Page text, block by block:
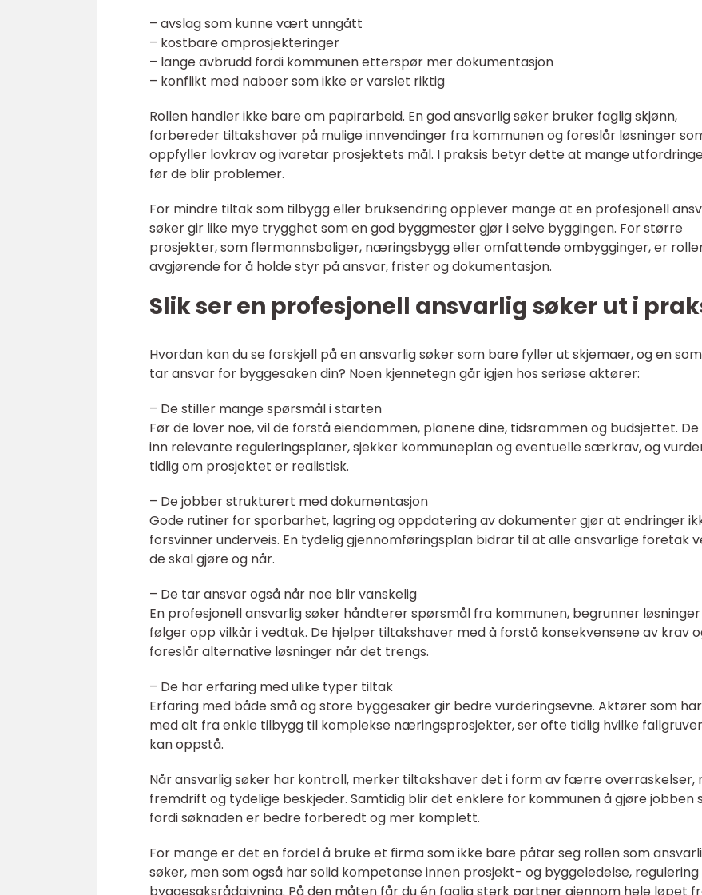
– avslag som kunne vært unngått
– kostbare omprosjekteringer
– lange avbrudd fordi kommunen etterspør mer dokumentasjon
– konflikt med naboer som ikke er varslet riktig
Rollen handler ikke bare om papirarbeid. En god ansvarlig søker bruker faglig skjønn,
forbereder tiltakshaver på mulige innvendinger fra kommunen og foreslår løsninger
oppfyller lovkrav og ivaretar prosjektets mål. I praksis betyr dette at mange
før de blir problemer.
For mindre tiltak som tilbygg eller bruksendring opplever mange at en profesjonell
søker gir like mye trygghet som en god byggmester gjør i selve byggingen. For større
prosjekter, som flermannsboliger, næringsbygg eller omfattende ombygginger, er
avgjørende for å holde styr på ansvar, frister og dokumentasjon.
Slik ser en profesjonell ansvarlig søker ut i
Hvordan kan du se forskjell på en ansvarlig søker som bare fyller ut skjemaer, og en
tar ansvar for byggesaken din? Noen kjennetegn går igjen hos seriøse aktører:
– De stiller mange spørsmål i starten
Før de lover noe, vil de forstå eiendommen, planene dine, tidsrammen og budsjettet.
inn relevante reguleringsplaner, sjekker kommuneplan og eventuelle særkrav, og
tidlig om prosjektet er realistisk.
– De jobber strukturert med dokumentasjon
Gode rutiner for sporbarhet, lagring og oppdatering av dokumenter gjør at endringer
forsvinner underveis. En tydelig gjennomføringsplan bidrar til at alle ansvarlige foretak
de skal gjøre og når.
– De tar ansvar også når noe blir vanskelig
En profesjonell ansvarlig søker håndterer spørsmål fra kommunen, begrunner
følger opp vilkår i vedtak. De hjelper tiltakshaver med å forstå konsekvensene av krav
foreslår alternative løsninger når det trengs.
– De har erfaring med ulike typer tiltak
Erfaring med både små og store byggesaker gir bedre vurderingsevne. Aktører som
med alt fra enkle tilbygg til komplekse næringsprosjekter, ser ofte tidlig hvilke
kan oppstå.
Når ansvarlig søker har kontroll, merker tiltakshaver det i form av færre overraskelser,
fremdrift og tydelige beskjeder. Samtidig blir det enklere for kommunen å gjøre jobben
fordi søknaden er bedre forberedt og mer komplett.
For mange er det en fordel å bruke et firma som ikke bare påtar seg rollen som
søker, men som også har solid kompetanse innen prosjekt- og byggeledelse, regulering
byggesaksrådgivning. På den måten får du én faglig sterk partner gjennom hele løpet